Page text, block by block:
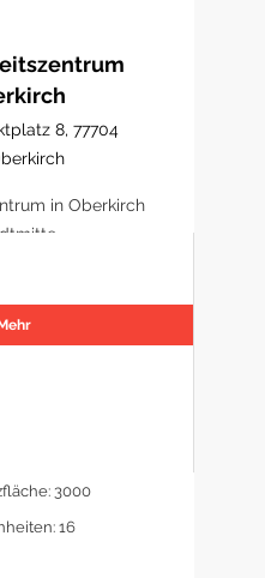
8, 77704
in Oberkirch
3000
16